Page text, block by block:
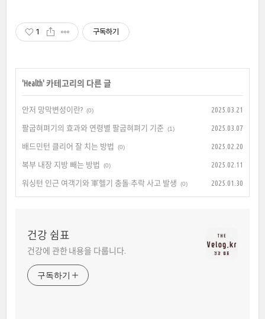
1 구독하기
'Health' 카테고리의 다른 글
안저 망막변성이란? (0) 2025.03.21
팔굽혀펴기의 효과와 연령별 팔굽혀펴기 기준 (1) 2025.03.07
배드민턴 클리어 잘 치는 방법 (0) 2025.02.20
복부 내장 지방 빼는 방법 (0) 2025.02.11
워싱턴 인근 여객기와 軍헬기 충돌·추락 사고 발생 (0) 2025.01.30
건강 쉼표
건강에 관한 내용을 다룹니다.
구독하기